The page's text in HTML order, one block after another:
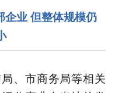
企业 但整体规模仍
、市商务局等相关